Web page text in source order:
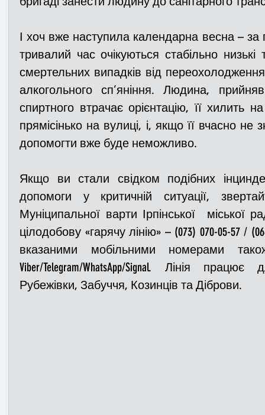
І хоч вже наступила календарна весна – за
тривалий час очікуються стабільно
смертельних випадків від
алкогольного сп’яніння. Людина,
спиртного втрачає орієнтацію, її хилить
прямісінько на вулиці, і, якщо її вчасно не
допомогти вже буде неможливо.
Якщо ви стали свідком подібних
допомоги у критичній ситуації,
Муніципальної варти Ірпінської  міської
цілодобову «гарячу лінію» – (073) 070-05-57 /
вказаними мобільними номерами
Viber/Telegram/WhatsApp/Signal. Лінія
Рубежівки, Забуччя, Козинців та Діброви.